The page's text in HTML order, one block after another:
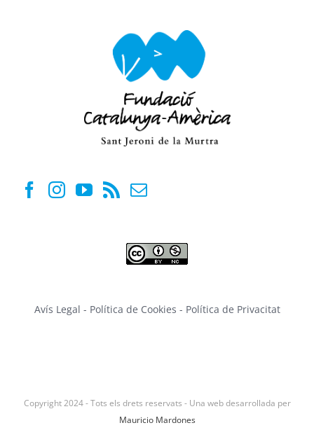
Avís Legal - Política de Cookies - Política de Privacitat
Copyright 2024 - Tots els drets reservats - Una web desarrollada per
Mauricio Mardones